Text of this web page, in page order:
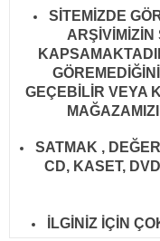
SİTEMİZDE
GEÇEBİLİR VEYA
SATMAK ,
CD, KASET,
İLGİNİZ İÇİN